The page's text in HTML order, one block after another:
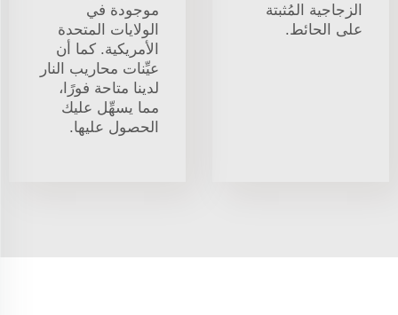
الزجاجية المُثبتة
على الحائط.
موجودة في
الولايات المتحدة
الأمريكية. كما أن
عيِّنات محاريب النار
لدينا متاحة فورًا،
مما يسهِّل عليك
الحصول عليها.